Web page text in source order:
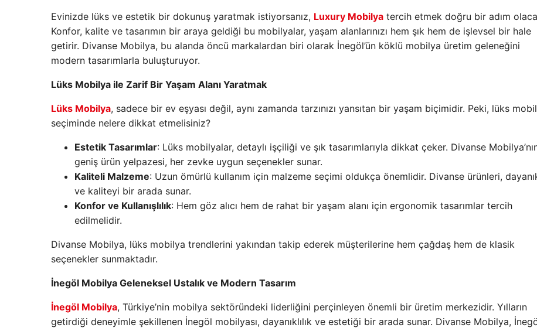
Evinizde lüks ve estetik bir dokunuş yaratmak istiyorsanız, Luxury Mobilya tercih etmek doğru bir adım
Konfor, kalite ve tasarımın bir araya geldiği bu mobilyalar, yaşam alanlarınızı hem şık hem de işlevsel bir hale
getirir. Divanse Mobilya, bu alanda öncü markalardan biri olarak İnegöl’ün köklü mobilya üretim geleneğini
modern tasarımlarla buluşturuyor.
Lüks Mobilya ile Zarif Bir Yaşam Alanı Yaratmak
Lüks Mobilya, sadece bir ev eşyası değil, aynı zamanda tarzınızı yansıtan bir yaşam biçimidir. Peki, lüks
seçiminde nelere dikkat etmelisiniz?
Estetik Tasarımlar: Lüks mobilyalar, detaylı işçiliği ve şık tasarımlarıyla dikkat çeker. Divanse
geniş ürün yelpazesi, her zevke uygun seçenekler sunar.
Kaliteli Malzeme: Uzun ömürlü kullanım için malzeme seçimi oldukça önemlidir. Divanse ürünleri,
ve kaliteyi bir arada sunar.
Konfor ve Kullanışlılık: Hem göz alıcı hem de rahat bir yaşam alanı için ergonomik tasarımlar tercih
edilmelidir.
Divanse Mobilya, lüks mobilya trendlerini yakından takip ederek müşterilerine hem çağdaş hem de klasik
seçenekler sunmaktadır.
İnegöl Mobilya Geleneksel Ustalık ve Modern Tasarım
İnegöl Mobilya, Türkiye’nin mobilya sektöründeki liderliğini perçinleyen önemli bir üretim merkezidir. Yılların
getirdiği deneyimle şekillenen İnegöl mobilyası, dayanıklılık ve estetiği bir arada sunar. Divanse Mobilya,